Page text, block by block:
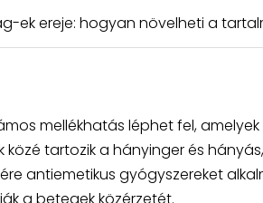
ek ereje: hogyan növelheti a
mellékhatás léphet fel, amelyek
tartozik a hányinger és
antiemetikus gyógyszereket